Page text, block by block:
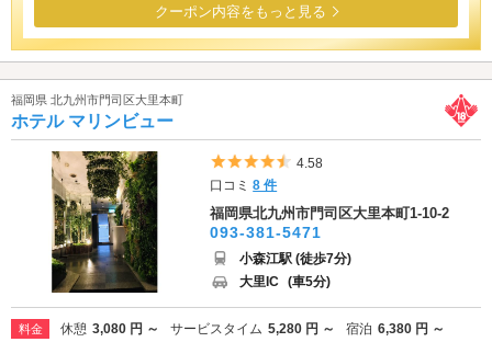
クーポン内容をもっと見る
福岡県 北九州市門司区大里本町
ホテル マリンビュー
5つ星のうち4.5
4.58
口コミ8 件
福岡県北九州市門司区大里本町1-10-2
093-381-5471
小森江駅 (徒歩7分)
大里IC (車5分)
料金 休憩 3,080 円 ～ サービスタイム 5,280 円 ～ 宿泊 6,380 円 ～